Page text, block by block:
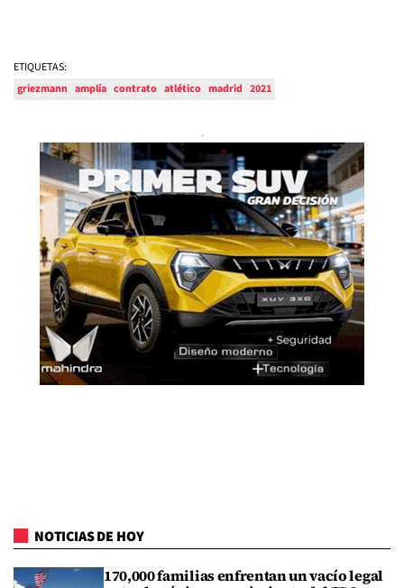
ETIQUETAS:
griezmann amplía contrato atlético madrid 2021
NOTICIAS DE HOY
170,000 familias enfrentan un vacío legal